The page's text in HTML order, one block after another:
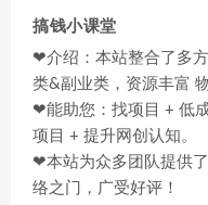
搞钱小课堂
❤介绍：本站整合了多
类&副业类，资源丰富
❤能助您：找项目 + 低
项目 + 提升网创认知。
❤本站为众多团队提供
络之门，广受好评！